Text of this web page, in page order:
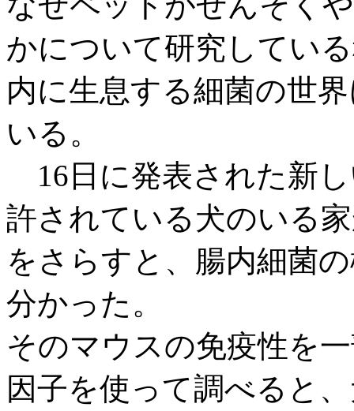
かについて研究してい
内に生息する細菌の世
いる。
16日に発表された新
許されている犬のいる
をさらすと、腸内細菌
分かった。
そのマウスの免疫性を
因子を使って調べると